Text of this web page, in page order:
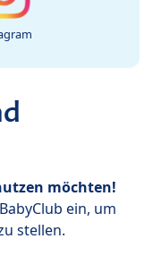
möchten!
ein, um
stellen.